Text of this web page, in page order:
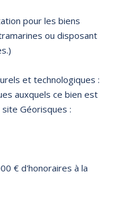
pour les biens
ou disposant
et technologiques :
auxquels ce bien est
Géorisques :
€ d'honoraires à la